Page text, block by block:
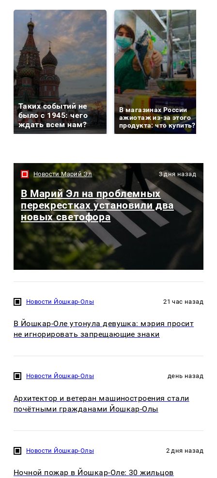
Таких событий не
было с 1945: чего
ждать всем нам?
В магазинах России
ажиотаж из-за этого
продукта: что купить?
Новости Марий Эл 3 дня назад
В Марий Эл на проблемных
перекрестках установили два
новых светофора
Новости Йошкар-Олы 21 час назад
В Йошкар-Оле утонула девушка: мэрия просит
не игнорировать запрещающие знаки
Новости Йошкар-Олы день назад
Архитектор и ветеран машиностроения стали
почётными гражданами Йошкар-Олы
Новости Йошкар-Олы 2 дня назад
Ночной пожар в Йошкар-Оле: 30 жильцов